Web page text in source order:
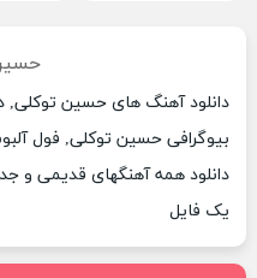
دانلود آهنگ های حسین توکلی,
بیوگرافی حسین توکلی, فول
دانلود همه آهنگهای قدیمی و
یک فایل